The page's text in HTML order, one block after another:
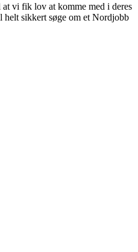
vi fik lov at komme med i deres
helt sikkert søge om et Nordjobb